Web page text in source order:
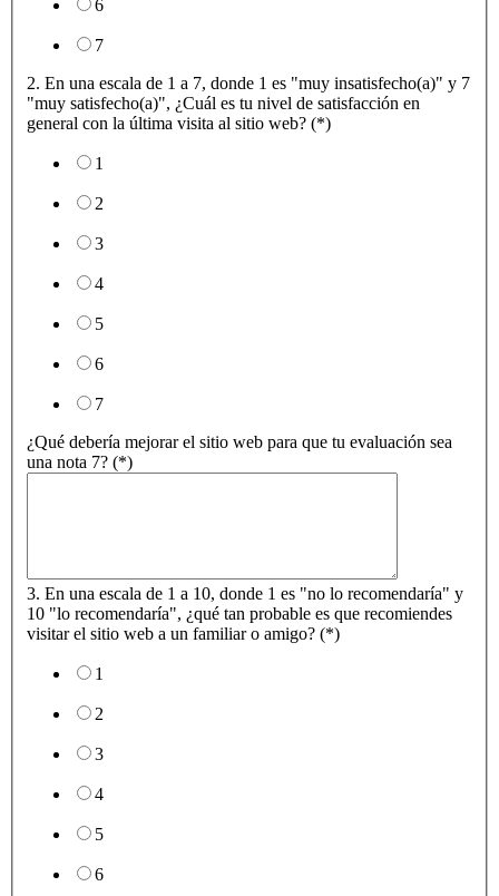
6
7
2. En una escala de 1 a 7, donde 1 es "muy insatisfecho(a)" y 7
"muy satisfecho(a)", ¿Cuál es tu nivel de satisfacción en
general con la última visita al sitio web? (*)
1
2
3
4
5
6
7
¿Qué debería mejorar el sitio web para que tu evaluación sea
una nota 7? (*)
3. En una escala de 1 a 10, donde 1 es "no lo recomendaría" y
10 "lo recomendaría", ¿qué tan probable es que recomiendes
visitar el sitio web a un familiar o amigo? (*)
1
2
3
4
5
6